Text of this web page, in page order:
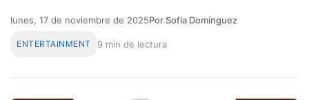
lunes, 17 de noviembre de 2025Por Sofía Domínguez
ENTERTAINMENT 9 min de lectura